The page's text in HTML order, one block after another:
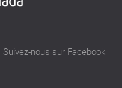
Suivez-nous sur Facebook